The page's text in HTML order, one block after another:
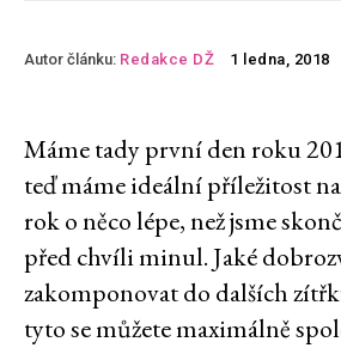
Autor článku: Redakce DŽ 1 ledna, 2018
Máme tady první den roku
teď máme ideální příležitost
rok o něco lépe, než jsme
před chvíli minul. Jaké
zakomponovat do dalších
tyto se můžete maximálně